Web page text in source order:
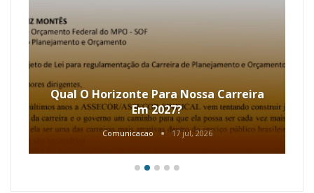
Qual O Horizonte Para Nossa Carreira
Em 2027?
Comunicacao 17 jul, 2026